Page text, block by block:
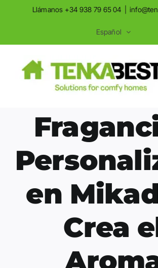
navegación
Llámanos +34 938 79 65 04
Español
en
Crea